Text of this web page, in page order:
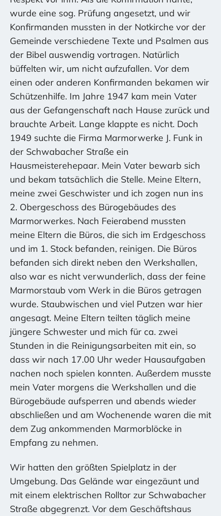
wurde eine sog. Prüfung angesetzt, und wir
Konfirmanden mussten in der Notkirche vor der
Gemeinde verschiedene Texte und Psalmen aus
der Bibel auswendig vortragen. Natürlich
büffelten wir, um nicht aufzufallen. Vor dem
einen oder anderen Konfirmanden bekamen wir
Schützenhilfe. Im Jahre 1947 kam mein Vater
aus der Gefangenschaft nach Hause zurück und
brauchte Arbeit. Lange klappte es nicht. Doch
1949 suchte die Firma Marmorwerke J. Funk in
der Schwabacher Straße ein
Hausmeisterehepaar. Mein Vater bewarb sich
und bekam tatsächlich die Stelle. Meine Eltern,
meine zwei Geschwister und ich zogen nun ins
2. Obergeschoss des Bürogebäudes des
Marmorwerkes. Nach Feierabend mussten
meine Eltern die Büros, die sich im Erdgeschoss
und im 1. Stock befanden, reinigen. Die Büros
befanden sich direkt neben den Werkshallen,
also war es nicht verwunderlich, dass der feine
Marmorstaub vom Werk in die Büros getragen
wurde. Staubwischen und viel Putzen war hier
angesagt. Meine Eltern teilten täglich meine
jüngere Schwester und mich für ca. zwei
Stunden in die Reinigungsarbeiten mit ein, so
dass wir nach 17.00 Uhr weder Hausaufgaben
nachen noch spielen konnten. Außerdem musste
mein Vater morgens die Werkshallen und die
Bürogebäude aufsperren und abends wieder
abschließen und am Wochenende waren die mit
dem Zug ankommenden Marmorblöcke in
Empfang zu nehmen.
Wir hatten den größten Spielplatz in der
Umgebung. Das Gelände war eingezäunt und
mit einem elektrischen Rolltor zur Schwabacher
Straße abgegrenzt. Vor dem Geschäftshaus